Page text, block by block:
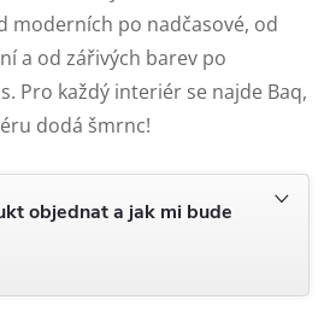
moderních po nadčasové, od
a od zářivých barev po
Pro každý interiér se najde Baq,
dodá šmrnc!
objednat a jak mi bude